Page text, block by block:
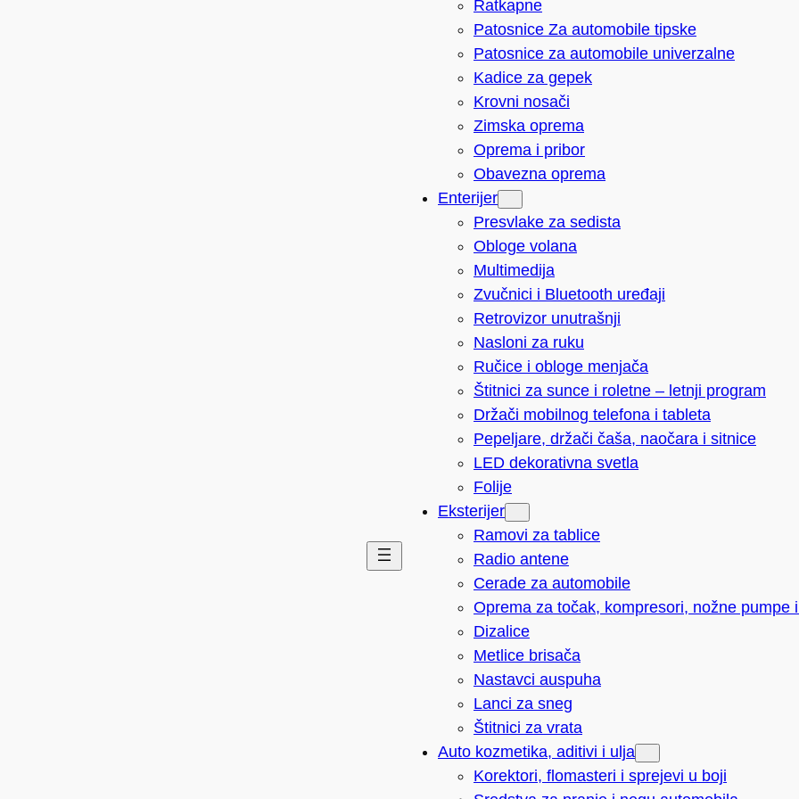
Ratkapne
Patosnice Za automobile tipske
Patosnice za automobile univerzalne
Kadice za gepek
Krovni nosači
Zimska oprema
Oprema i pribor
Obavezna oprema
Enterijer
Presvlake za sedista
Obloge volana
Multimedija
Zvučnici i Bluetooth uređaji
Retrovizor unutrašnji
Nasloni za ruku
Ručice i obloge menjača
Štitnici za sunce i roletne – letnji program
Držači mobilnog telefona i tableta
Pepeljare, držači čaša, naočara i sitnice
LED dekorativna svetla
Folije
Eksterijer
Ramovi za tablice
Radio antene
Cerade za automobile
Oprema za točak, kompresori, nožne pumpe
Dizalice
Metlice brisača
Nastavci auspuha
Lanci za sneg
Štitnici za vrata
Auto kozmetika, aditivi i ulja
Korektori, flomasteri i sprejevi u boji